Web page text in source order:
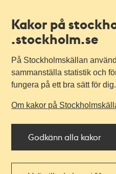
Kakor på
.stockholm.se
På Stockholmskällan
sammanställa statistik och
fungera på ett bra sätt för dig.
Om kakor på
Godkänn alla kakor